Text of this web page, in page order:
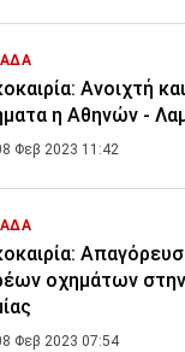
Ανοιχτή
η Αθηνών -
Φεβ 2023 11:42
οχημάτων
Φεβ 2023 07:54